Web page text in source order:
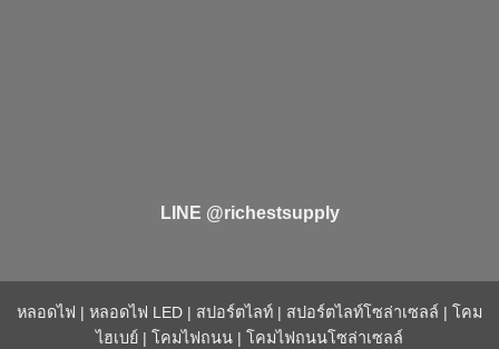
LINE @richestsupply
หลอดไฟ | หลอดไฟ LED | สปอร์ตไลท์ | สปอร์ตไลท์โซล่าเซลล์ | โคม
ไฮเบย์ | โคมไฟถนน | โคมไฟถนนโซล่าเซลล์